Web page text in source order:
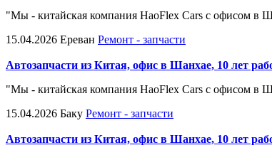
"Мы - китайская компания HaoFlex Cars с офисом в
15.04.2026 Ереван Ремонт - запчасти
Автозапчасти из Китая, офис в Шанхае, 10 лет
"Мы - китайская компания HaoFlex Cars с офисом в
15.04.2026 Баку Ремонт - запчасти
Автозапчасти из Китая, офис в Шанхае, 10 лет